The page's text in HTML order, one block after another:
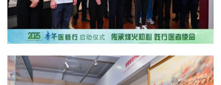
知
公
告
联
系
协